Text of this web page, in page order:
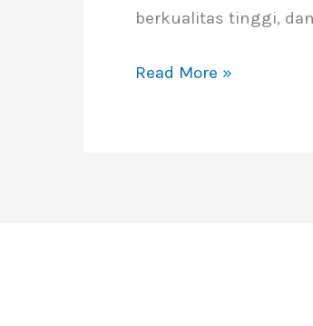
berkualitas tinggi,
Read More »